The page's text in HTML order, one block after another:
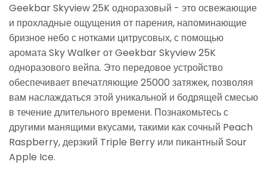
Geekbar Skyview 25K одноразовый - это освежающие
и прохладные ощущения от парения, напоминающие
бризное небо с нотками цитрусовых, с помощью
аромата Sky Walker от Geekbar Skyview 25K
одноразового вейпа. Это передовое устройство
обеспечивает впечатляющие 25000 затяжек, позволяя
вам наслаждаться этой уникальной и бодрящей смесью
в течение длительного времени. Познакомьтесь с
другими манящими вкусами, такими как сочный Peach
Raspberry, дерзкий Triple Berry или пикантный Sour
Apple Ice.